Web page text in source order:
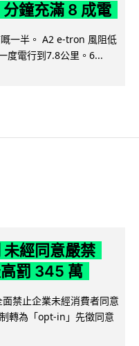
鐘充滿 8 成電
一半。 A2 e-tron 風阻低
度電行到7.8公里。6...
未經同意嚴禁
罰 345 萬
禁止企業未經消費者同意
轉為「opt-in」先徵同意